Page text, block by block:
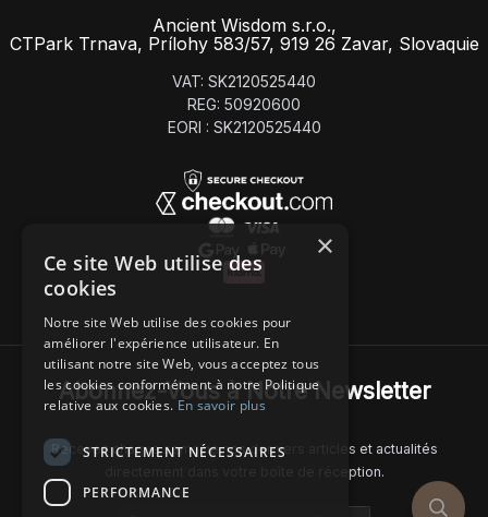
Ancient Wisdom s.r.o.,
CTPark Trnava, Prílohy 583/57, 919 26 Zavar, Slovaquie
VAT: SK2120525440
REG: 50920600
EORI : SK2120525440
Abonnez-Vous à Notre Newsletter
Recevez chaque semaine nos derniers articles et actualités
directement dans votre boîte de réception.
×
Ce site Web utilise des
cookies
Notre site Web utilise des cookies pour
améliorer l'expérience utilisateur. En
utilisant notre site Web, vous acceptez tous
les cookies conformément à notre Politique
relative aux cookies.En savoir plus
STRICTEMENT NÉCESSAIRES
PERFORMANCE